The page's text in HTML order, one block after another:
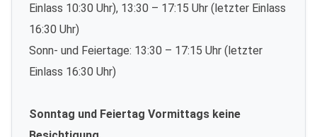
Einlass 10:30 Uhr), 13:30 – 17:15 Uhr (letzter Einlass
16:30 Uhr)
Sonn- und Feiertage: 13:30 – 17:15 Uhr (letzter
Einlass 16:30 Uhr)
Sonntag und Feiertag Vormittags keine